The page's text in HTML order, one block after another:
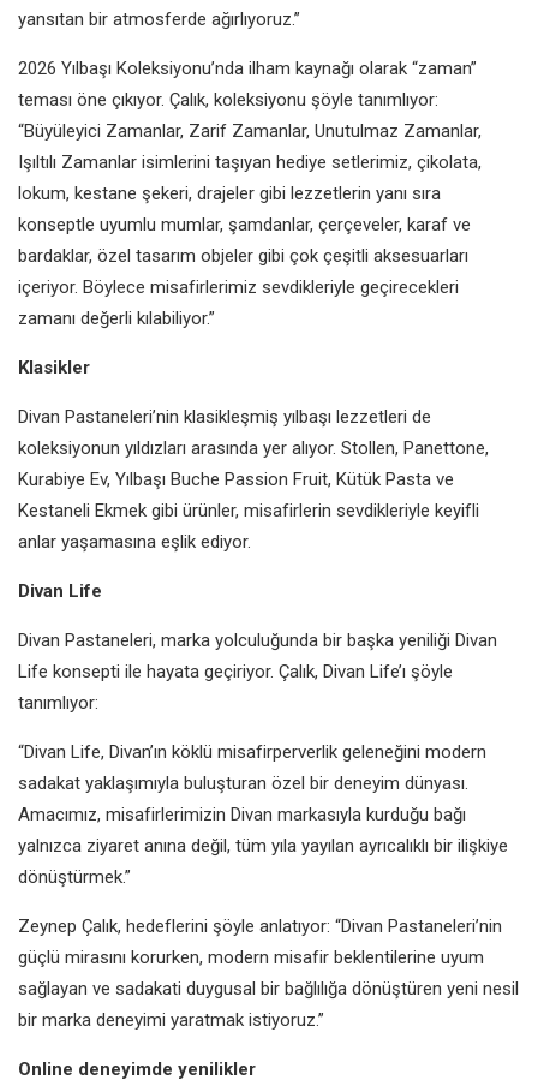
yansıtan bir atmosferde ağırlıyoruz.”
2026 Yılbaşı Koleksiyonu’nda ilham kaynağı olarak “zaman”
teması öne çıkıyor. Çalık, koleksiyonu şöyle tanımlıyor:
“Büyüleyici Zamanlar, Zarif Zamanlar, Unutulmaz Zamanlar,
Işıltılı Zamanlar isimlerini taşıyan hediye setlerimiz, çikolata,
lokum, kestane şekeri, drajeler gibi lezzetlerin yanı sıra
konseptle uyumlu mumlar, şamdanlar, çerçeveler, karaf ve
bardaklar, özel tasarım objeler gibi çok çeşitli aksesuarları
içeriyor. Böylece misafirlerimiz sevdikleriyle geçirecekleri
zamanı değerli kılabiliyor.”
Klasikler
Divan Pastaneleri’nin klasikleşmiş yılbaşı lezzetleri de
koleksiyonun yıldızları arasında yer alıyor. Stollen, Panettone,
Kurabiye Ev, Yılbaşı Buche Passion Fruit, Kütük Pasta ve
Kestaneli Ekmek gibi ürünler, misafirlerin sevdikleriyle keyifli
anlar yaşamasına eşlik ediyor.
Divan Life
Divan Pastaneleri, marka yolculuğunda bir başka yeniliği Divan
Life konsepti ile hayata geçiriyor. Çalık, Divan Life’ı şöyle
tanımlıyor:
“Divan Life, Divan’ın köklü misafirperverlik geleneğini modern
sadakat yaklaşımıyla buluşturan özel bir deneyim dünyası.
Amacımız, misafirlerimizin Divan markasıyla kurduğu bağı
yalnızca ziyaret anına değil, tüm yıla yayılan ayrıcalıklı bir ilişkiye
dönüştürmek.”
Zeynep Çalık, hedeflerini şöyle anlatıyor: “Divan Pastaneleri’nin
güçlü mirasını korurken, modern misafir beklentilerine uyum
sağlayan ve sadakati duygusal bir bağlılığa dönüştüren yeni nesil
bir marka deneyimi yaratmak istiyoruz.”
Online deneyimde yenilikler